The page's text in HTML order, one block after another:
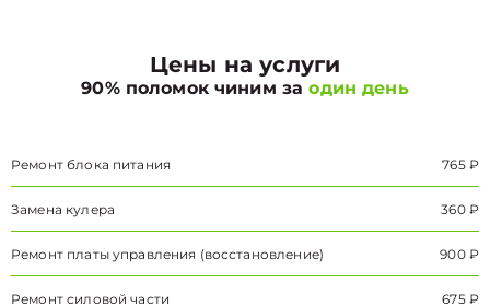
Цены на услуги
90% поломок чиним заодин день
Ремонт блока питания 765 ₽
Замена кулера 360 ₽
Ремонт платы управления (восстановление) 900 ₽
Ремонт силовой части 675 ₽